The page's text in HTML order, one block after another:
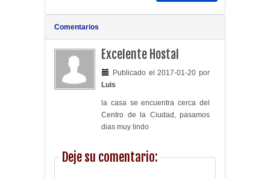
Comentarios
Excelente Hostal
Publicado el 2017-01-20 por
Luis
la casa se encuentra cerca del
Centro de la Ciudad, pasamos
dias muy lindo
Deje su comentario: